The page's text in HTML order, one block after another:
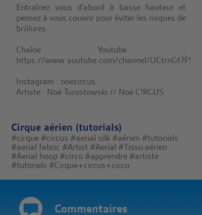
Entraînez vous d'abord à basse hauteur et
pensez à vous couvrir pour éviter les risques de
brûlures.
Chaîne Youtube :
https://www.youtube.com/channel/
Instagram : noecircus
Artiste : Noé Turostowski // Noé C!RCUS
Cirque aérien (tutorials)
#cirque #circus #aerial silk #aérien #tutorials
#aerial fabric #Artist #Aerial #Tissu aérien
#Aerial hoop #circo #apprendre #artiste
#tutoriels #Cirque+circus+circo
Commentaires